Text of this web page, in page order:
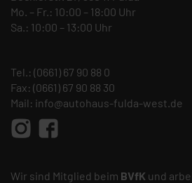
Mo. – Fr.: 10:00 – 18:00 Uhr
Sa.: 10:00 – 13:00 Uhr
Tel.: (0661) 67 90 88 0
Fax: (0661) 67 90 88 30
Mail: info@autohaus-fulda-west.de
Wir sind Mitglied beim BVfK und